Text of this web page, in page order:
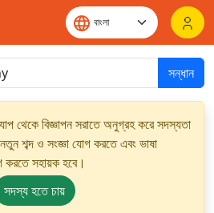
সন্ধান
থেকে বিজ্ঞাপন সরাতে অনুগ্রহ করে সদস্যতা
শব্দ ও সংজ্ঞা যোগ করতে এবং ভাষা
করতে সহায়ক হবে।
সদস্য হতে চায়